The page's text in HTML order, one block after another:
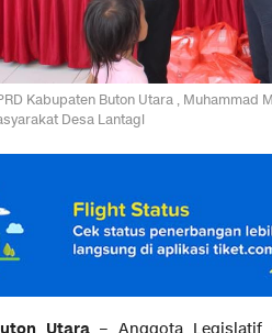
Kabupaten Buton Utara , Muhammad
Desa Lantagi